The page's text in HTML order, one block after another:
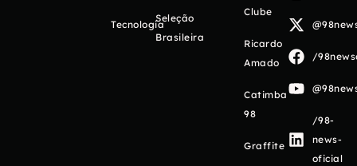
Tecnologia
Seleção
Brasileira
Clube
Ricardo
Amado
Catimba
98
Graffite
/
/98-
news-
oficial